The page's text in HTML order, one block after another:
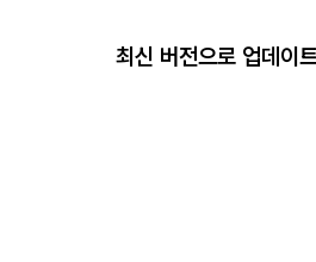
최신 버전으로 업데이